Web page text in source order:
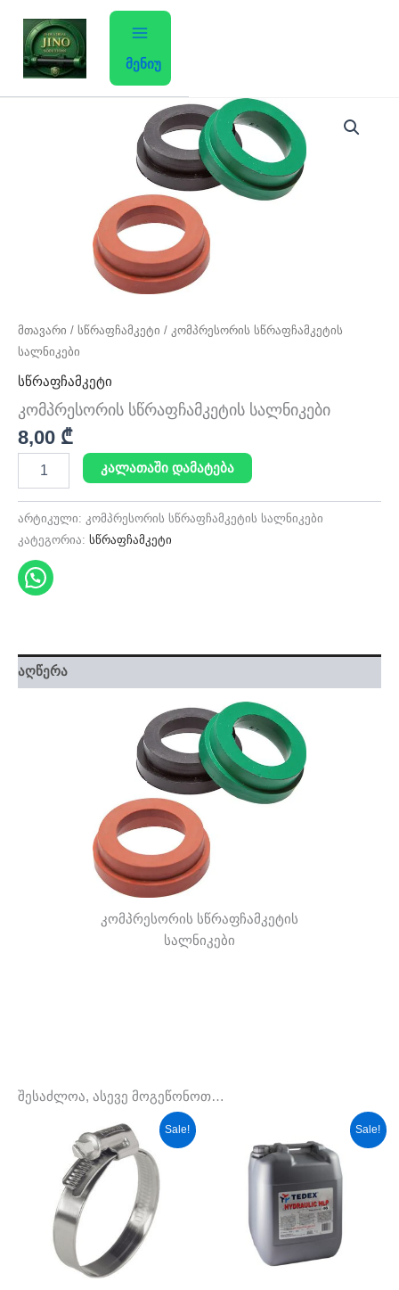
content
მენიუ
მთავარი / სწრაფჩამკეტი / კომპრესორის სწრაფჩამკეტის
სალნიკები
სწრაფჩამკეტი
კომპრესორის სწრაფჩამკეტის სალნიკები
8,00 ₾
კალათაში დამატება
არტიკული: კომპრესორის სწრაფჩამკეტის სალნიკები
კატეგორია: სწრაფჩამკეტი
აღწერა
კომპრესორის სწრაფჩამკეტის
სალნიკები
შესაძლოა, ასევე მოგეწონოთ…
Sale!
price
was:
8,00 ₾.
Current
price
is:
4,00 ₾.
Sale!
was:
260,00 ₾.
price
is:
209,00 ₾.